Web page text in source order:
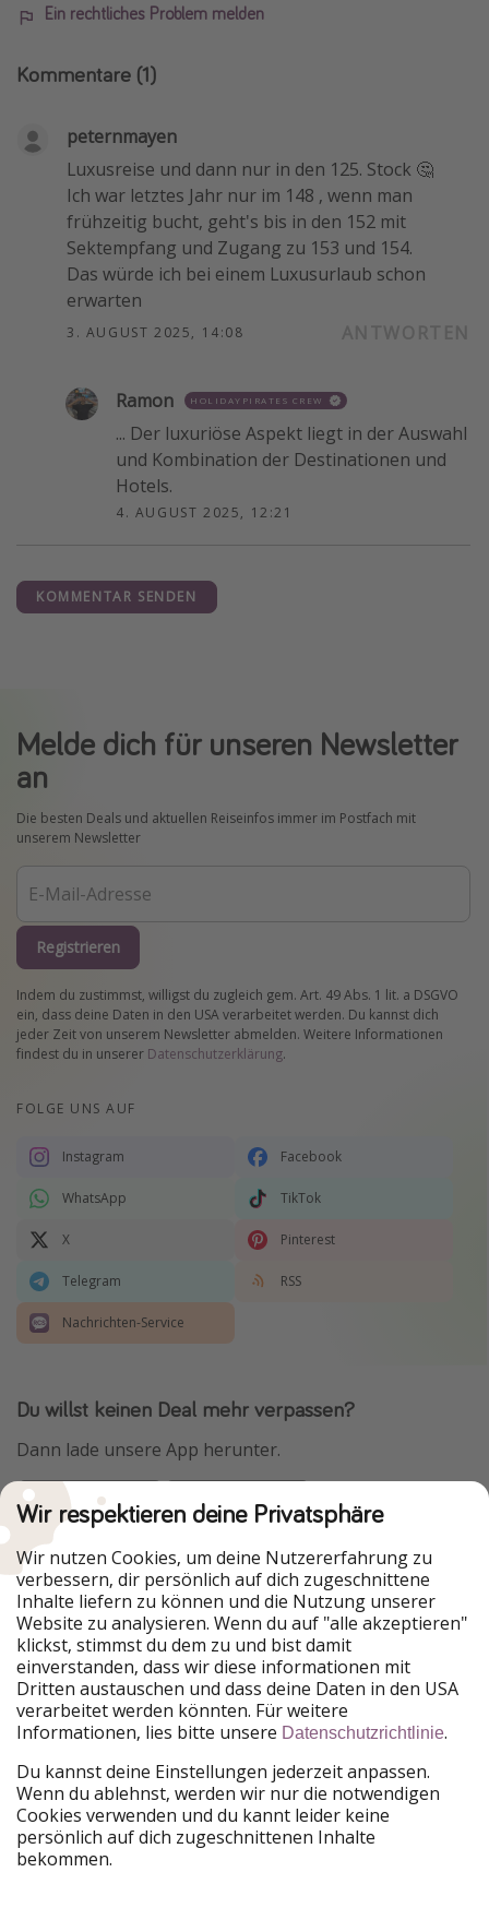
Ein rechtliches Problem melden
Kommentare (1)
peternmayen
Luxusreise und dann nur in den 125. Stock 🤔
Ich war letztes Jahr nur im 148 , wenn man
frühzeitig bucht, geht's bis in den 152 mit
Sektempfang und Zugang zu 153 und 154.
Das würde ich bei einem Luxusurlaub schon
erwarten
3. AUGUST 2025, 14:08
Ramon HOLIDAYPIRATES CREW
... Der luxuriöse Aspekt liegt in der Auswahl
und Kombination der Destinationen und
Hotels.
4. AUGUST 2025, 12:21
KOMMENTAR SENDEN
Melde dich für unseren Newsletter
an
Die besten Deals und aktuellen Reiseinfos immer im Postfach mit
unserem Newsletter
Registrieren
Indem du zustimmst, willigst du zugleich gem. Art. 49 Abs. 1 lit. a DSGVO
ein, dass deine Daten in den USA verarbeitet werden. Du kannst dich
jeder Zeit von unserem Newsletter abmelden. Weitere Informationen
findest du in unserer Datenschutzerklärung.
FOLGE UNS AUF
Instagram Facebook
WhatsApp TikTok
X Pinterest
Telegram RSS
Nachrichten-Service
Du willst keinen Deal mehr verpassen?
Dann lade unsere App herunter.
Urlaubspiraten ist Teil der HolidayPirates Group
Unsere Märkte
PiratinViaggio
HolidayPirates
VakantiePiraten
WakacyjniPiraci
VoyagesPirates
Ferienpiraten
Urlaubspiraten
ViajerosPiratas
TravelPirates
HolidayPirates Group
Lerne uns kennen
Über uns
Rechtliches
Wir respektieren deine Privatsphäre
Wir nutzen Cookies, um deine Nutzererfahrung zu
verbessern, dir persönlich auf dich zugeschnittene
Inhalte liefern zu können und die Nutzung unserer
Website zu analysieren. Wenn du auf "alle akzeptieren"
klickst, stimmst du dem zu und bist damit
einverstanden, dass wir diese informationen mit
Dritten austauschen und dass deine Daten in den USA
verarbeitet werden könnten. Für weitere
Informationen, lies bitte unsere Datenschutzrichtlinie.
Du kannst deine Einstellungen jederzeit anpassen.
Wenn du ablehnst, werden wir nur die notwendigen
Cookies verwenden und du kannt leider keine
persönlich auf dich zugeschnittenen Inhalte
bekommen.